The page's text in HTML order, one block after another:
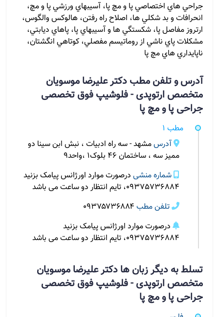
جراحي هاي اختصاصي پا و مچ پا، آسيبهاي ورزشي پا و مچ،
انحرافات و بد شكلي ها، اصلاح راه رفتن، هالوكس والگوس،
ارتروز مفاصل پا، شكستگي ها و آسيبهاي پا، پاهاي ديابتي،
مشكلات پاي ناشي از روماتيسم مفصلي، كوتاهي انگشتان،
ناپايداري هاي مچ پا
آدرس و تلفن مطب دکتر علیرضا موسویان
متخصص ارتوپدی - فلوشیپ فوق تخصصی
جراحی پا و مچ پا
مطب 1
آدرسمشهد - سه راه ادبیات ، نبش ابن سینا دو
ممیز سه ، ساختمان 46 بلوک1 ،واحد9
شماره منشی درصورت موارد اورژانس پیامک بزنید
09375736884، تایم انتظار دو ساعت می باشد
تلفن مطب
درصورت موارد اورژانس پیامک بزنید
09375736884، تایم انتظار دو ساعت می باشد
تسلط به دیگر زبان ها دکتر علیرضا موسویان
متخصص ارتوپدی - فلوشیپ فوق تخصصی
جراحی پا و مچ پا